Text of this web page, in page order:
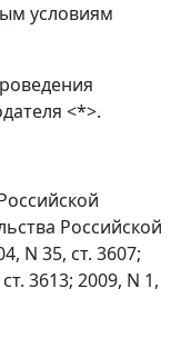
условиям
<*>.
Российской
N 35, ст. 3607;
3613; 2009, N 1,